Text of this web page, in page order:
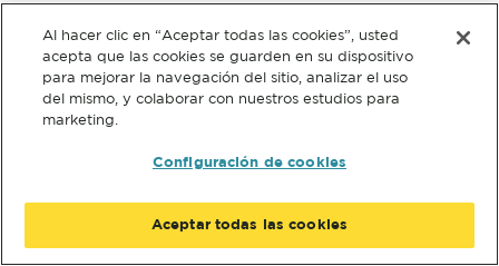
Al hacer clic en “Aceptar todas las cookies”, usted
acepta que las cookies se guarden en su dispositivo
para mejorar la navegación del sitio, analizar el uso
del mismo, y colaborar con nuestros estudios para
marketing.
Configuración de cookies
Aceptar todas las cookies